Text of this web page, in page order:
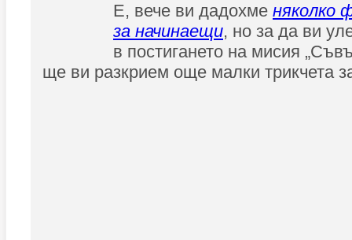
Е, вече ви дадохме няколко
за начинаещи, но за да ви
в постигането на мисия
ще ви разкрием още малки трикчета